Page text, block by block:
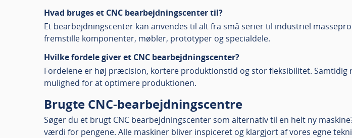
Hvad bruges et CNC bearbejdningscenter til?
Et bearbejdningscenter kan anvendes til alt fra små serier til industriel
fremstille komponenter, møbler, prototyper og specialdele.
Hvilke fordele giver et CNC bearbejdningscenter?
Fordelene er høj præcision, kortere produktionstid og stor fleksibilitet.
mulighed for at optimere produktionen.
Brugte CNC-bearbejdningscentre
Søger du et brugt CNC bearbejdningscenter som alternativ til en helt ny
værdi for pengene. Alle maskiner bliver inspiceret og klargjort af vores egne